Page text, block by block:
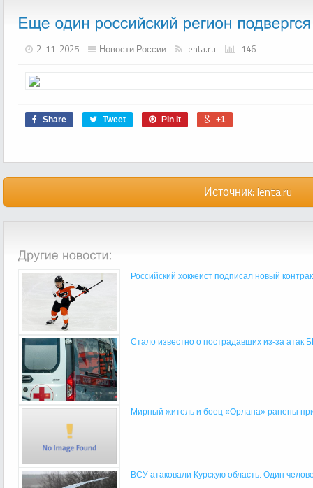
2-11-2025 Новости России lenta.ru 146
Share Tweet Pin it +1
Источник: lenta.ru
Российский хоккеист подписал новый
Стало известно о пострадавших из-за атак
Мирный житель и боец «Орлана» ранены
ВСУ атаковали Курскую область. Один